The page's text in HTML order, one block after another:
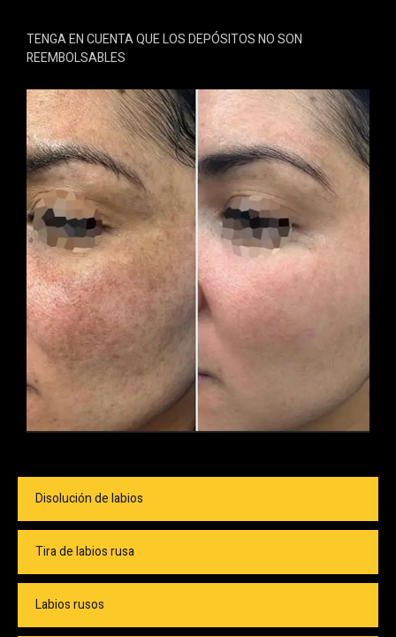
Disolución de labios
Tira de labios rusa
Labios rusos
TENGA EN CUENTA QUE LOS DEPÓSITOS NO SON
REEMBOLSABLES